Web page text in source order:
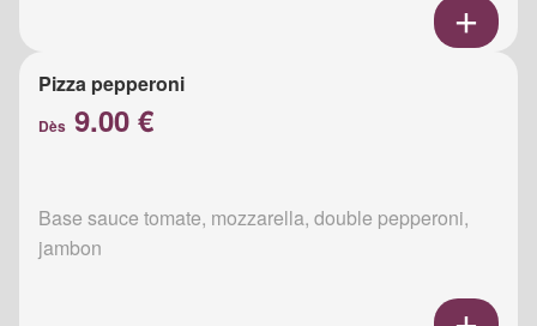
Pizza pepperoni
Dès 9.00 €
Base sauce tomate, mozzarella, double pepperoni,
jambon